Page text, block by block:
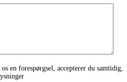
os en forespørgsel, accepterer du samtidig,